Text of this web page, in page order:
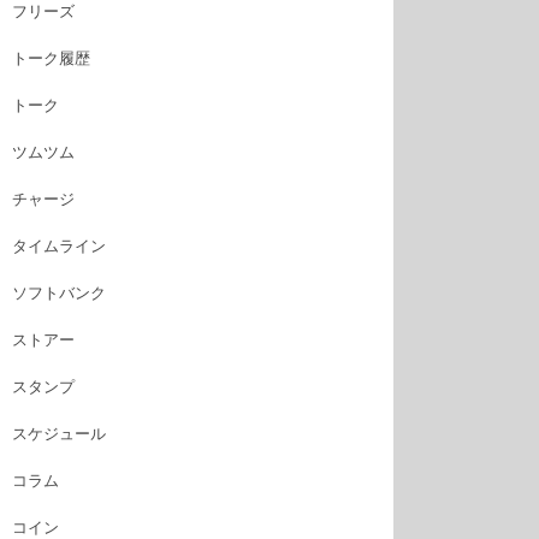
フリーズ
トーク履歴
トーク
ツムツム
チャージ
タイムライン
ソフトバンク
ストアー
スタンプ
スケジュール
コラム
コイン